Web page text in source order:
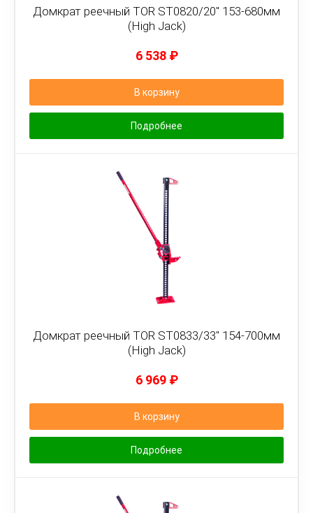
Домкрат реечный TOR ST0820/20" 153-680мм
(High Jack)
6 538 ₽
В корзину
Подробнее
Домкрат реечный TOR ST0833/33" 154-700мм
(High Jack)
6 969 ₽
В корзину
Подробнее